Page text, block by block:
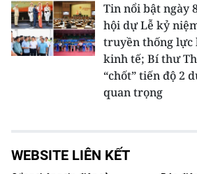
Tin nổi bật ngày
hội dự Lễ kỷ
truyền thống lực
kinh tế; Bí thư
“chốt” tiến độ 2
quan trọng
WEBSITE LIÊN KẾT